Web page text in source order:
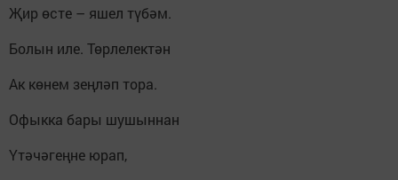
Җир өсте – яшел түбәм.
Болын иле. Төрлелектән
Ак көнем зеңләп тора.
Офыкка бары шушыннан
Үтәчәгеңне юрап,